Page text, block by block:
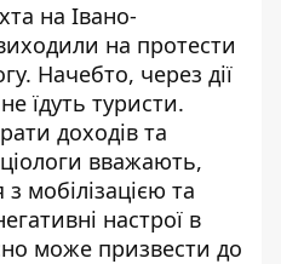
на Івано-
на протести
Начебто, через дії
їдуть туристи.
доходів та
вважають,
мобілізацією та
настрої в
може призвести до